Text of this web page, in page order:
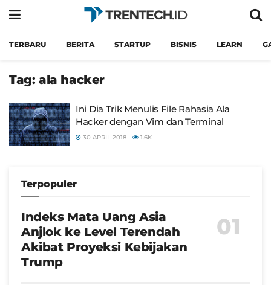
TERBARU BERITA STARTUP BISNIS LEARN
Tag: ala hacker
Ini Dia Trik Menulis File Rahasia Ala
Hacker dengan Vim dan Terminal
30 APRIL 2018 1.6K
Terpopuler
Indeks Mata Uang Asia
Anjlok ke Level Terendah
Akibat Proyeksi Kebijakan
Trump